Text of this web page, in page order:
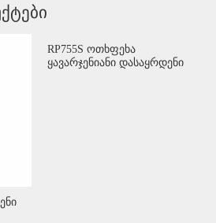
RP755S ოთხფეხა
ყავარჯენიანი დასაყრდენი